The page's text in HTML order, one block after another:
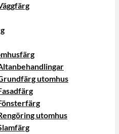
utomhus
utomhus